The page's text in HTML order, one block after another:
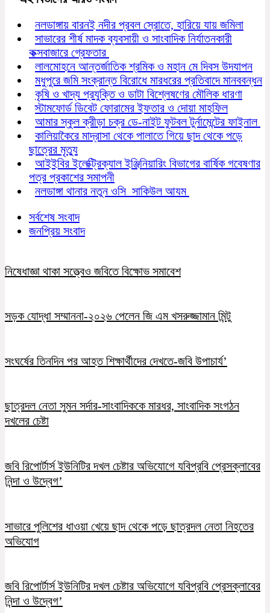
নলডাঙ্গায় বারনই নদীর প্রবল স্রোতে, হারিয়ে যায় জমিলা
সাভারের শীর্ষ মাদক ব্যবসায়ী ও সাংবাদিক নির্যাতনকারী
কক্সবাজারে গ্রেফতার
লালমোহনে আন্তর্জাতিক শ্রমিক ও মহান মে দিবস উদযাপন
মধুপুরে জমি সংক্রান্ত বিরোধে মারধরের প্রতিবাদে মানববন্ধন
কৃষি ও খাদ্য প্রযুক্তি ও ডাটা বিশ্লেষণের মৌলিক ধারণা
স্টামফোর্ড ডিবেট ফোরামের ইফতার ও দোয়া মাহফিল
আমার স্কুল ক্রীড়া চক্র ডে-নাইট ফুটবল টুর্নামেন্টের ফাইনাল
কালিয়াকৈরে মাদ্রাসা থেকে পালাতে গিয়ে ছাদ থেকে পড়ে
ছাত্রের মৃত্যু
আইইবির ইলেক্ট্রিক্যাল ইঞ্জিনিয়ারিং বিভাগের বার্ষিক গবেষণার
পত্র প্রকাশের সমাপনী
নলডাঙ্গা থানার নতুন ওসি সাকিউল আযম
সর্বশেষ সংবাদ
জনপ্রিয় সংবাদ
নিষেধাজ্ঞা থাকা সত্ত্বেও জবিতে বিক্ষোভ সমাবেশ
সড়ক যোদ্ধা সম্মাননা-২০২৬ পেলেন জি এম খসরুজ্জামান মিন্টু
সংঘর্ষের তিনদিন পর আহত শিক্ষার্থীদের দেখতে-জবি উপাচার্য’
ছাত্রদল নেতা সুমন সর্দার-সাংবাদিককে মারধর, সাংবাদিক সংগঠন
দখলের চেষ্টা
জবি রিপোর্টার্স ইউনিটির দখল চেষ্টার অভিযোগে যবিপ্রবি প্রেসক্লাবের
নিন্দা ও উদ্বেগ’
সাভারে পুলিশের ধাওয়া খেয়ে ছাদ থেকে পড়ে ছাত্রদল নেতা নিহতের
অভিযোগ
জবি রিপোর্টার্স ইউনিটির দখল চেষ্টার অভিযোগে যবিপ্রবি প্রেসক্লাবের
নিন্দা ও উদ্বেগ’